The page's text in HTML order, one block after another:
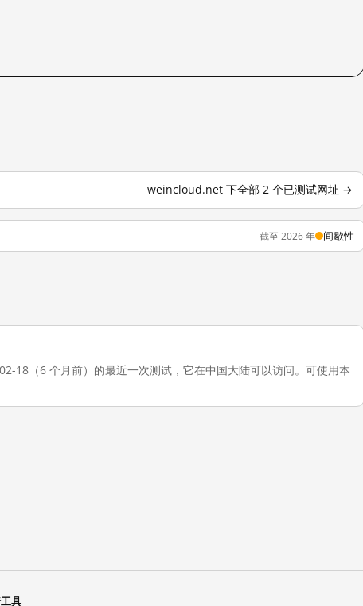
weincloud.net 下全部 2 个已测试网址 →
截至 2026 年 间歇性
（6 个月前）的最近一次测试，它在中国大陆可以访问。可使用本
具